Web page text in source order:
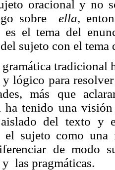
oracional y no
sobre ella,
es el tema del
sujeto con el tema
tradicional
lógico para
más que
ha tenido una
aislado del texto y
el sujeto como
de modo
las pragmáticas.